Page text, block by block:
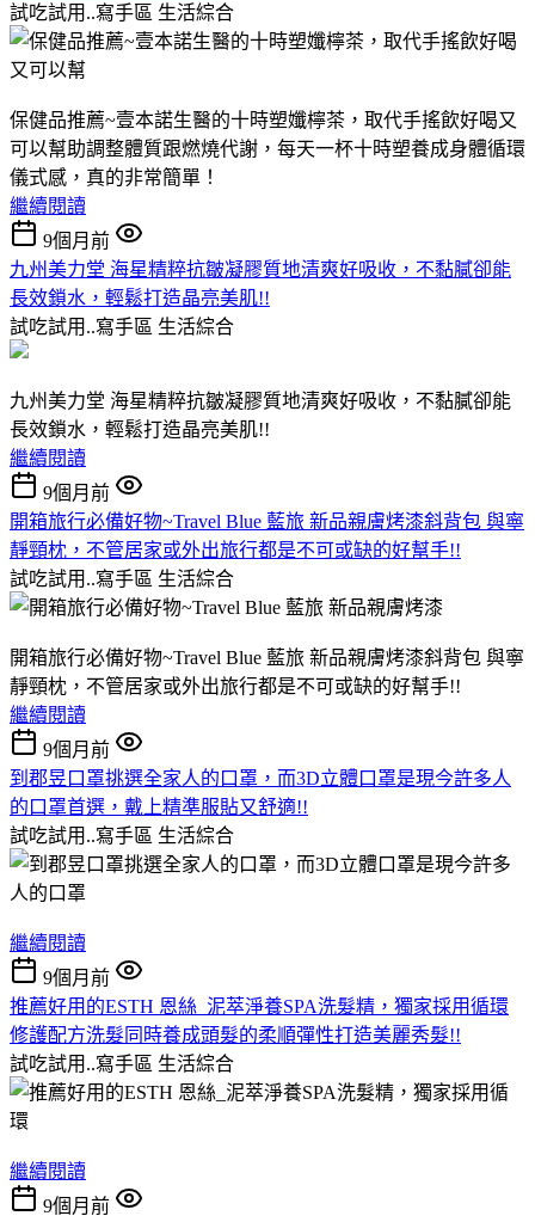
試吃試用..寫手區 生活綜合
保健品推薦~壹本諾生醫的十時塑孅檸茶，取代手搖飲好喝又
可以幫助調整體質跟燃燒代謝，每天一杯十時塑養成身體循環
儀式感，真的非常簡單！
繼續閱讀
9個月前
九州美力堂 海星精粹抗皺凝膠質地清爽好吸收，不黏膩卻能
長效鎖水，輕鬆打造晶亮美肌!!
試吃試用..寫手區 生活綜合
九州美力堂 海星精粹抗皺凝膠質地清爽好吸收，不黏膩卻能
長效鎖水，輕鬆打造晶亮美肌!!
繼續閱讀
9個月前
開箱旅行必備好物~Travel Blue 藍旅 新品親膚烤漆斜背包 與寧
靜頸枕，不管居家或外出旅行都是不可或缺的好幫手!!
試吃試用..寫手區 生活綜合
開箱旅行必備好物~Travel Blue 藍旅 新品親膚烤漆斜背包 與寧
靜頸枕，不管居家或外出旅行都是不可或缺的好幫手!!
繼續閱讀
9個月前
到郡昱口罩挑選全家人的口罩，而3D立體口罩是現今許多人
的口罩首選，戴上精準服貼又舒適!!
試吃試用..寫手區 生活綜合
繼續閱讀
9個月前
推薦好用的ESTH 恩絲_泥萃淨養SPA洗髮精，獨家採用循環
修護配方洗髮同時養成頭髮的柔順彈性打造美麗秀髮!!
試吃試用..寫手區 生活綜合
繼續閱讀
9個月前